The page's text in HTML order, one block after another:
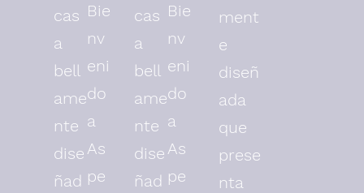
cas
a
bell
ame
nte
dise
ñad
Bie
nv
eni
do
a
As
pe
cas
a
bell
ame
nte
dise
ñad
Bie
nv
eni
do
a
As
pe
ment
e
diseñ
ada
que
prese
nta